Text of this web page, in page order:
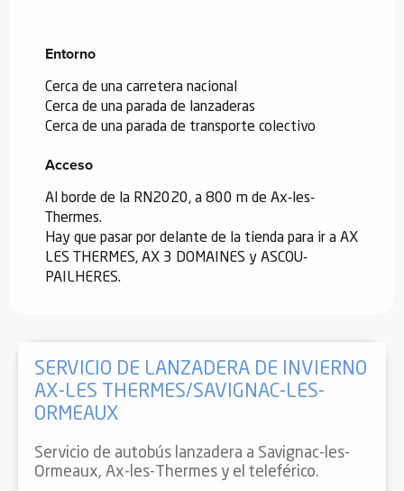
Entorno
Entorno
Cerca de una carretera nacional
Cerca de una parada de lanzaderas
Cerca de una parada de transporte colectivo
Acceso
Acceso
Al borde de la RN2020, a 800 m de Ax-les-
Thermes.
Hay que pasar por delante de la tienda para ir a AX
LES THERMES, AX 3 DOMAINES y ASCOU-
PAILHERES.
SERVICIO DE LANZADERA DE INVIERNO
AX-LES THERMES/SAVIGNAC-LES-
ORMEAUX
Servicio de autobús lanzadera a Savignac-les-
Ormeaux, Ax-les-Thermes y el teleférico.